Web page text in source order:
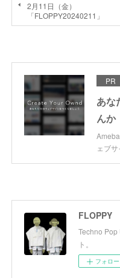
2月11日（金）
「FLOPPY20240211」
PR
あな
んか
ェブ
FLOPPY
Techno Pop
ト。
フォロー